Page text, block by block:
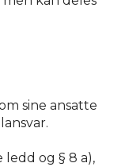
sine ansatte
ledd og § 8 a),